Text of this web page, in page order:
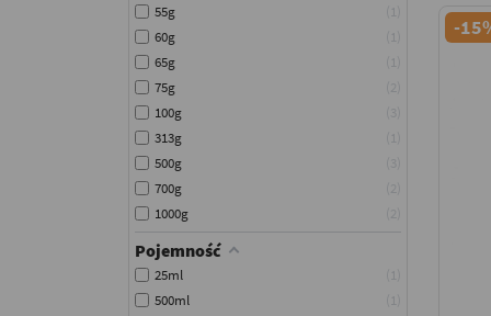
55g
60g
65g
75g
100g
313g
500g
700g
1000g
Pojemność
25ml
500ml
-